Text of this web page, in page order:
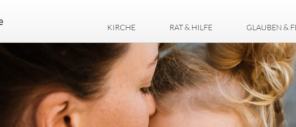
KIRCHE RAT & HILFE GLAUBEN &